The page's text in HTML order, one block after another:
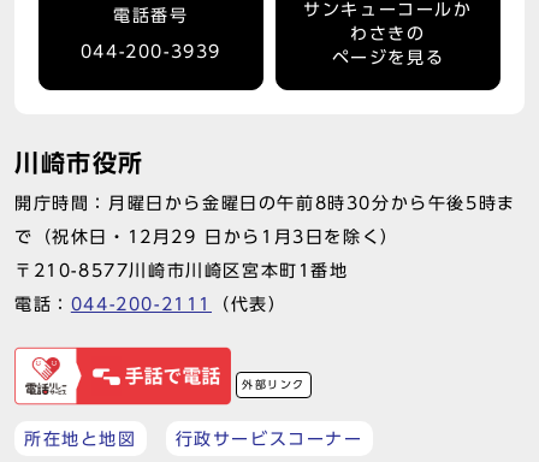
電話番号
044-200-3939
サンキューコールか
わさきの
ページを見る
川崎市役所
開庁時間：月曜日から金曜日の午前8時30分から午後5時ま
で（祝休日・12月29 日から1月3日を除く）
〒210-8577川崎市川崎区宮本町1番地
電話： 044-200-2111 （代表）
外部リンク
所在地と地図 行政サービスコーナー